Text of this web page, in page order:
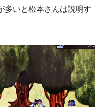
多いと松本さんは説明す